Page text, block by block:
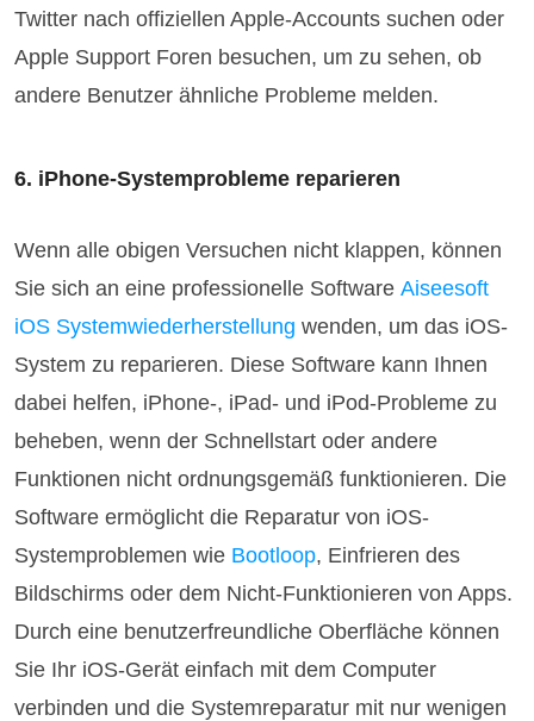
Twitter nach offiziellen Apple-Accounts suchen oder
Apple Support Foren besuchen, um zu sehen, ob
andere Benutzer ähnliche Probleme melden.
6. iPhone-Systemprobleme reparieren
Wenn alle obigen Versuchen nicht klappen, können
Sie sich an eine professionelle SoftwareAiseesoft
iOS Systemwiederherstellung wenden, um das iOS-
System zu reparieren. Diese Software kann Ihnen
dabei helfen, iPhone-, iPad- und iPod-Probleme zu
beheben, wenn der Schnellstart oder andere
Funktionen nicht ordnungsgemäß funktionieren. Die
Software ermöglicht die Reparatur von iOS-
Systemproblemen wie Bootloop, Einfrieren des
Bildschirms oder dem Nicht-Funktionieren von Apps.
Durch eine benutzerfreundliche Oberfläche können
Sie Ihr iOS-Gerät einfach mit dem Computer
verbinden und die Systemreparatur mit nur wenigen